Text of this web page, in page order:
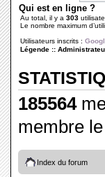
Qui est en ligne ?
Au total, il y a 303
Le nombre maximum
Utilisateurs inscrits :
Légende ::
185564
membre
Index du forum